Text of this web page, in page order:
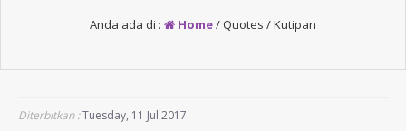
Anda ada di : Home/ Quotes / Kutipan
Diterbitkan :Tuesday, 11 Jul 2017